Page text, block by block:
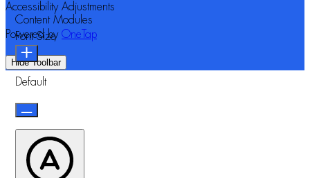
Accessibility Adjustments
Powered by OneTap
Hide Toolbar
Content Modules
Font Size
Default